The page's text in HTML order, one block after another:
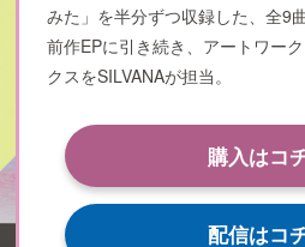
みた」を半分ずつ収録した、全9曲
前作EPに引き続き、アートワー
クスをSILVANAが担当。
購入はコ
配信はコ